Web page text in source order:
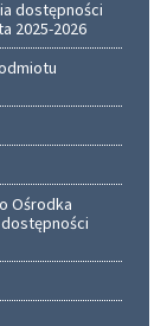
dostępności
2025-2026
Ośrodka